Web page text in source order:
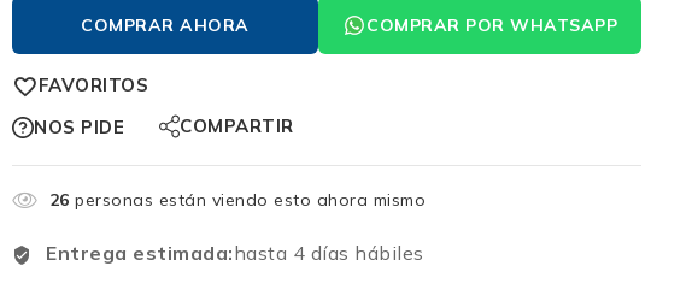
COMPRAR AHORA COMPRAR POR WHATSAPP
FAVORITOS
NOS PIDE
COMPARTIR
26 personas están viendo esto ahora mismo
Entrega estimada:hasta 4 días hábiles